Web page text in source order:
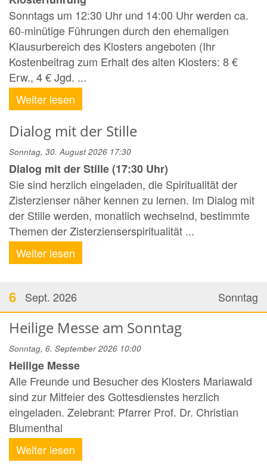
Sonntags um 12:30 Uhr und 14:00 Uhr werden ca.
60-minütige Führungen durch den ehemaligen
Klausurbereich des Klosters angeboten (Ihr
Kostenbeitrag zum Erhalt des alten Klosters: 8 €
Erw., 4 € Jgd. ...
Weiter lesen
Dialog mit der Stille
Sonntag, 30. August 2026 17:30
Dialog mit der Stille (17:30 Uhr)
Sie sind herzlich eingeladen, die Spiritualität der
Zisterzienser näher kennen zu lernen. Im Dialog mit
der Stille werden, monatlich wechselnd, bestimmte
Themen der Zisterzienserspiritualität ...
Weiter lesen
Sonntag
6 Sept. 2026
Heilige Messe am Sonntag
Sonntag, 6. September 2026 10:00
Heilige Messe
Alle Freunde und Besucher des Klosters Mariawald
sind zur Mitfeier des Gottesdienstes herzlich
eingeladen. Zelebrant: Pfarrer Prof. Dr. Christian
Blumenthal
Weiter lesen